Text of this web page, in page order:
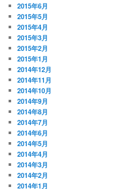
2015年6月
2015年5月
2015年4月
2015年3月
2015年2月
2015年1月
2014年12月
2014年11月
2014年10月
2014年9月
2014年8月
2014年7月
2014年6月
2014年5月
2014年4月
2014年3月
2014年2月
2014年1月